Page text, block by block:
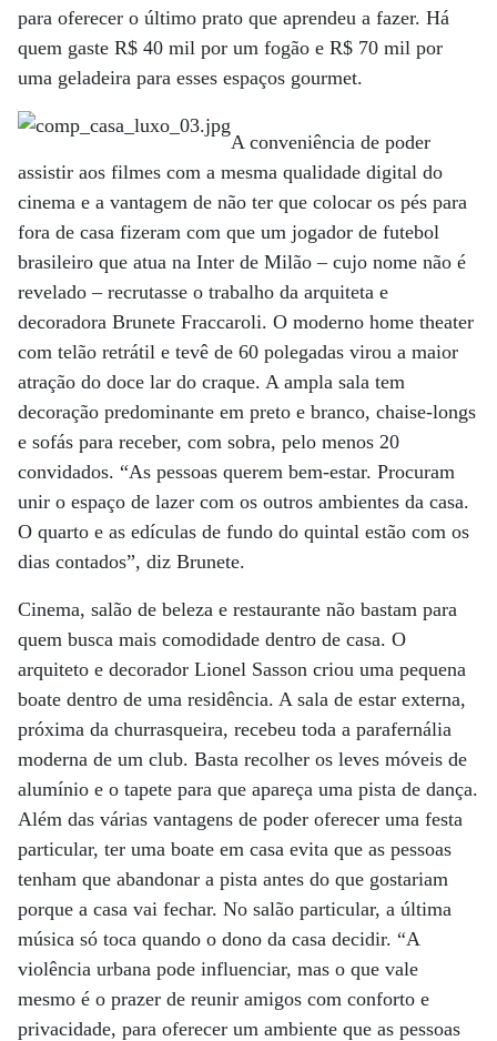
para oferecer o último prato que aprendeu a fazer. Há
quem gaste R$ 40 mil por um fogão e R$ 70 mil por
uma geladeira para esses espaços gourmet.
A conveniência de poder
assistir aos filmes com a mesma qualidade digital do
cinema e a vantagem de não ter que colocar os pés para
fora de casa fizeram com que um jogador de futebol
brasileiro que atua na Inter de Milão – cujo nome não é
revelado – recrutasse o trabalho da arquiteta e
decoradora Brunete Fraccaroli. O moderno home theater
com telão retrátil e tevê de 60 polegadas virou a maior
atração do doce lar do craque. A ampla sala tem
decoração predominante em preto e branco, chaise-longs
e sofás para receber, com sobra, pelo menos 20
convidados. “As pessoas querem bem-estar. Procuram
unir o espaço de lazer com os outros ambientes da casa.
O quarto e as edículas de fundo do quintal estão com os
dias contados”, diz Brunete.
Cinema, salão de beleza e restaurante não bastam para
quem busca mais comodidade dentro de casa. O
arquiteto e decorador Lionel Sasson criou uma pequena
boate dentro de uma residência. A sala de estar externa,
próxima da churrasqueira, recebeu toda a parafernália
moderna de um club. Basta recolher os leves móveis de
alumínio e o tapete para que apareça uma pista de dança.
Além das várias vantagens de poder oferecer uma festa
particular, ter uma boate em casa evita que as pessoas
tenham que abandonar a pista antes do que gostariam
porque a casa vai fechar. No salão particular, a última
música só toca quando o dono da casa decidir. “A
violência urbana pode influenciar, mas o que vale
mesmo é o prazer de reunir amigos com conforto e
privacidade, para oferecer um ambiente que as pessoas